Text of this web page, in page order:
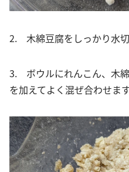
2. 木綿豆腐をしっかり水切
3. ボウルにれんこん、木
を加えてよく混ぜ合わせます